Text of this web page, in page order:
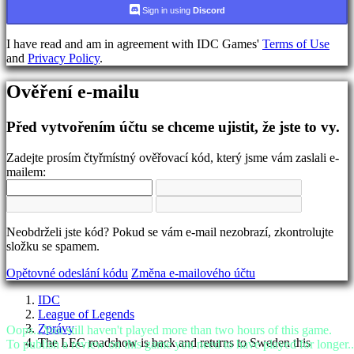
BS
CS
DA
DE
EN
ES
FR
HR
NL
NO
PT
RO
SV
TH
Sign in using Discord
I have read and am in agreement with IDC Games' Terms of Use
and Privacy Policy.
Ověření e-mailu
Před vytvořením účtu se chceme ujistit, že jste to vy.
Zadejte prosím čtyřmístný ověřovací kód, který jsme vám zaslali e-
mailem:
Neobdrželi jste kód? Pokud se vám e-mail nezobrazí, zkontrolujte
složku se spamem.
Opětovné odeslání kódu Změna e-mailového účtu
IDC
League of Legends
Zprávy
The LEC roadshow is back and returns to Sweden this
Oops...You still haven't played more than two hours of this game.
To publish a review on this game you need to have played for